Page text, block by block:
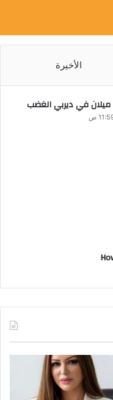
الأخيرة
في ديربي الغضب